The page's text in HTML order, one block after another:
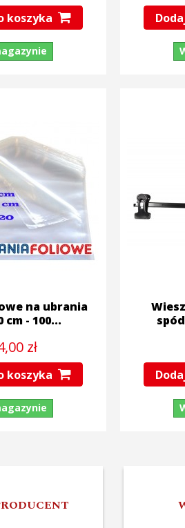
koszyka
na ubrania
cm - 100...
zł
koszyka